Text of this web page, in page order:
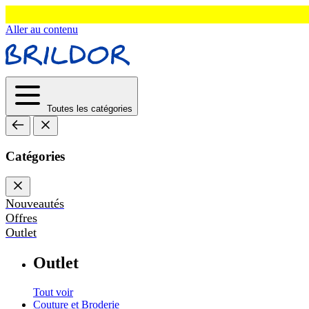
Aller au contenu
Toutes les catégories
Catégories
Nouveautés
Offres
Outlet
Outlet
Tout voir
Couture et Broderie